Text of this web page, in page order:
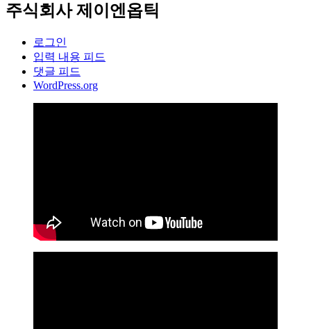
주식회사 제이엔옵틱
로그인
입력 내용 피드
댓글 피드
WordPress.org